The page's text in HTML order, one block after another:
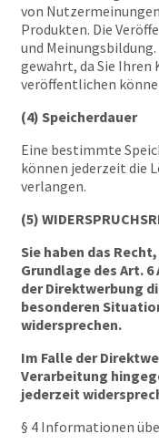
von
Produkten. Die
und
gewahrt, da Sie
veröffentlichen
(4) Speicherdauer
Eine bestimmte
können jederzeit die
verlangen.
(5)
Sie haben das
Grundlage des Art.
der Direktwerbung
besonderen
widersprechen.
Im Falle der
Verarbeitung
jederzeit
§ 4 Informationen